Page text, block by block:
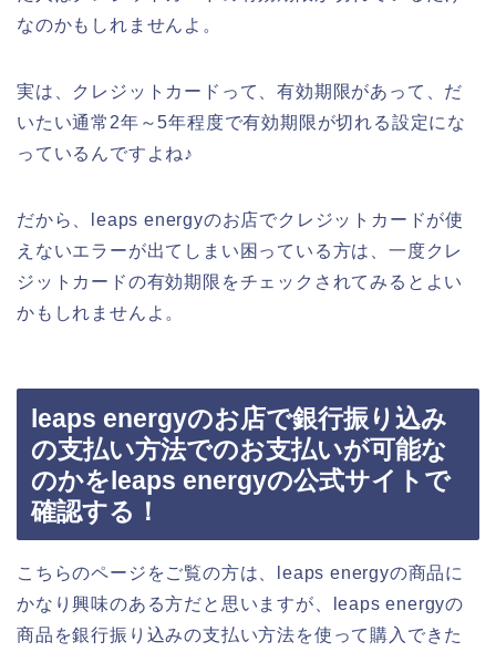
なのかもしれませんよ。
実は、クレジットカードって、有効期限があって、だ
いたい通常2年～5年程度で有効期限が切れる設定にな
っているんですよね♪
だから、leaps energyのお店でクレジットカードが使
えないエラーが出てしまい困っている方は、一度クレ
ジットカードの有効期限をチェックされてみるとよい
かもしれませんよ。
leaps energyのお店で銀行振り込み
の支払い方法でのお支払いが可能な
のかをleaps energyの公式サイトで
確認する！
こちらのページをご覧の方は、leaps energyの商品に
かなり興味のある方だと思いますが、leaps energyの
商品を銀行振り込みの支払い方法を使って購入できた